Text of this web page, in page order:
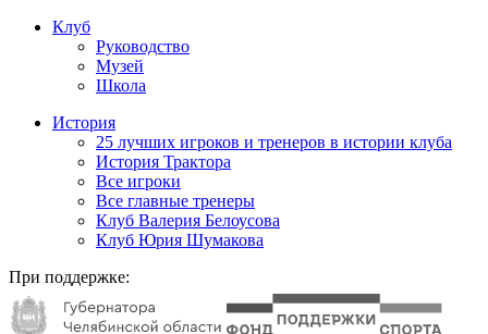
Клуб
Руководство
Музей
Школа
История
25 лучших игроков и тренеров в истории клуба
История Трактора
Все игроки
Все главные тренеры
Клуб Валерия Белоусова
Клуб Юрия Шумакова
При поддержке: